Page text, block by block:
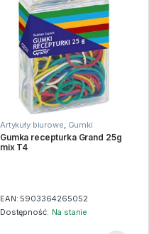
Artykuły biurowe Gumki
recepturki
Gumka recepturka Grand 25g
mix T4
EAN: 5903364265052
Dostępność: Na stanie